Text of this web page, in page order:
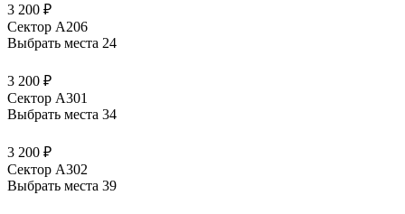
3 200 ₽
Сектор А206
Выбрать места 24
3 200 ₽
Сектор А301
Выбрать места 34
3 200 ₽
Сектор А302
Выбрать места 39